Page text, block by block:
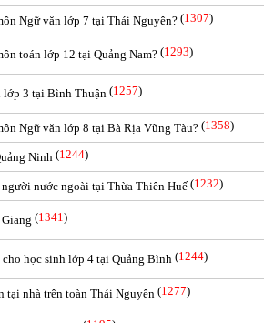
Ngữ văn lớp 7 tại Thái Nguyên? (1307)
toán lớp 12 tại Quảng Nam? (1293)
lớp 3 tại Bình Thuận (1257)
Ngữ văn lớp 8 tại Bà Rịa Vũng Tàu? (1358)
Ninh (1244)
nước ngoài tại Thừa Thiên Huế (1232)
(1341)
cho học sinh lớp 4 tại Quảng Bình (1244)
tại nhà trên toàn Thái Nguyên (1277)